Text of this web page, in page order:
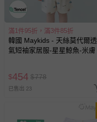
滿1件95折，滿3件85折
韓國 Maykids - 天絲莫代爾透
氣短袖家居服-星星鯨魚-米膚
$454 $778
已售出 23